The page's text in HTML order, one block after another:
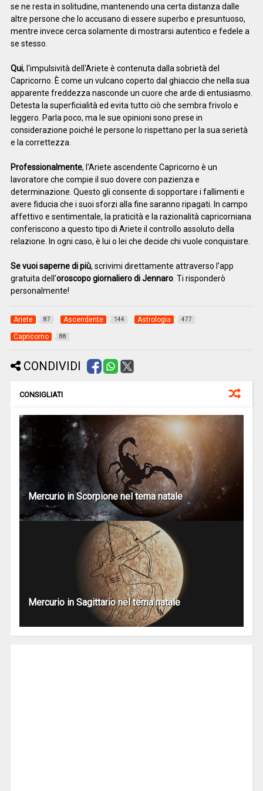
se ne resta in solitudine, mantenendo una certa distanza dalle
altre persone che lo accusano di essere superbo e presuntuoso,
mentre invece cerca solamente di mostrarsi autentico e fedele a
se stesso.
Qui, l'impulsività dell'Ariete è contenuta dalla sobrietà del
Capricorno. È come un vulcano coperto dal ghiaccio che nella sua
apparente freddezza nasconde un cuore che arde di entusiasmo.
Detesta la superficialità ed evita tutto ciò che sembra frivolo e
leggero. Parla poco, ma le sue opinioni sono prese in
considerazione poiché le persone lo rispettano per la sua serietà
e la correttezza.
Professionalmente, l'Ariete ascendente Capricorno è un
lavoratore che compie il suo dovere con pazienza e
determinazione. Questo gli consente di sopportare i fallimenti e
avere fiducia che i suoi sforzi alla fine saranno ripagati. In campo
affettivo e sentimentale, la praticità e la razionalità capricorniana
conferiscono a questo tipo di Ariete il controllo assoluto della
relazione. In ogni caso, è lui o lei che decide chi vuole conquistare.
Se vuoi saperne di più, scrivimi direttamente attraverso l'app
gratuita dell'oroscopo giornaliero di Jennaro. Ti risponderò
personalmente!
Ariete 87 Ascendente 144 Astrologia 477
Capricorno 88
CONDIVIDI
CONSIGLIATI
Mercurio in Scorpione nel tema natale
Mercurio in Sagittario nel tema natale